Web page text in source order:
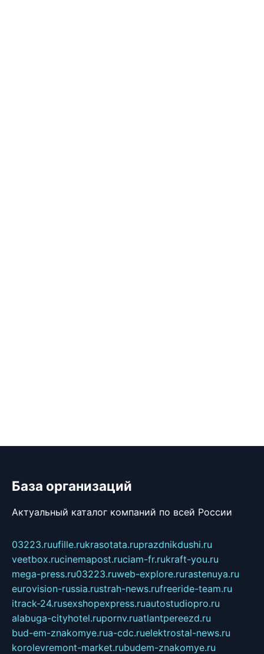
База организаций
Актуальный каталог компаний по всей России
03223.ruufille.rukrasotata.ruprazdnikdushi.ru
veetbox.rucinemapost.ruciam-fr.rukraft-you.ru
mega-press.ru03223.ruweb-explore.rurastenuya.ru
eurovision-russia.rustrah-news.rufreeride-team.ru
itrack-24.rusexshopexpress.ruautostudiopro.ru
alabuga-cityhotel.rupornv.ruatlantpereezd.ru
bud-em-znakomye.rua-cdc.ruelektrostal-news.ru
korolevremont-market.rubudem-znakomye.ru